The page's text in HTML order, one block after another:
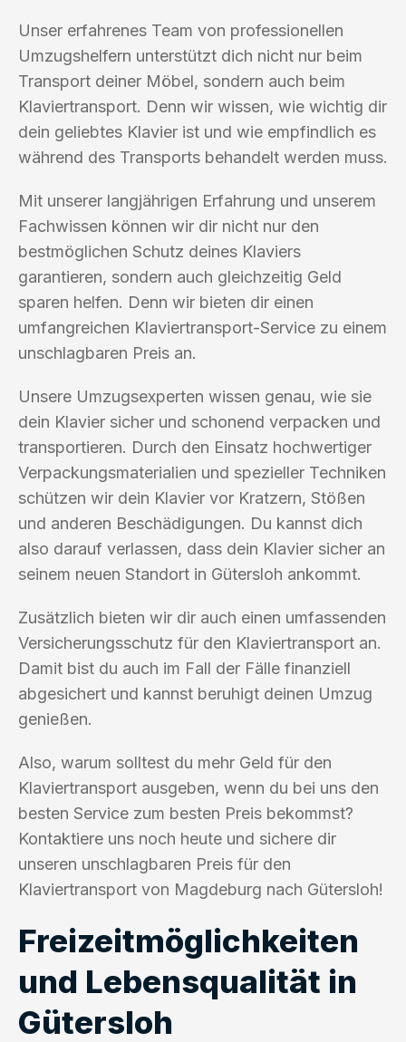
Unser erfahrenes Team von professionellen
Umzugshelfern unterstützt dich nicht nur beim
Transport deiner Möbel, sondern auch beim
Klaviertransport. Denn wir wissen, wie wichtig dir
dein geliebtes Klavier ist und wie empfindlich es
während des Transports behandelt werden muss.
Mit unserer langjährigen Erfahrung und unserem
Fachwissen können wir dir nicht nur den
bestmöglichen Schutz deines Klaviers
garantieren, sondern auch gleichzeitig Geld
sparen helfen. Denn wir bieten dir einen
umfangreichen Klaviertransport-Service zu einem
unschlagbaren Preis an.
Unsere Umzugsexperten wissen genau, wie sie
dein Klavier sicher und schonend verpacken und
transportieren. Durch den Einsatz hochwertiger
Verpackungsmaterialien und spezieller Techniken
schützen wir dein Klavier vor Kratzern, Stößen
und anderen Beschädigungen. Du kannst dich
also darauf verlassen, dass dein Klavier sicher an
seinem neuen Standort in Gütersloh ankommt.
Zusätzlich bieten wir dir auch einen umfassenden
Versicherungsschutz für den Klaviertransport an.
Damit bist du auch im Fall der Fälle finanziell
abgesichert und kannst beruhigt deinen Umzug
genießen.
Also, warum solltest du mehr Geld für den
Klaviertransport ausgeben, wenn du bei uns den
besten Service zum besten Preis bekommst?
Kontaktiere uns noch heute und sichere dir
unseren unschlagbaren Preis für den
Klaviertransport von Magdeburg nach Gütersloh!
Freizeitmöglichkeiten
und Lebensqualität in
Gütersloh